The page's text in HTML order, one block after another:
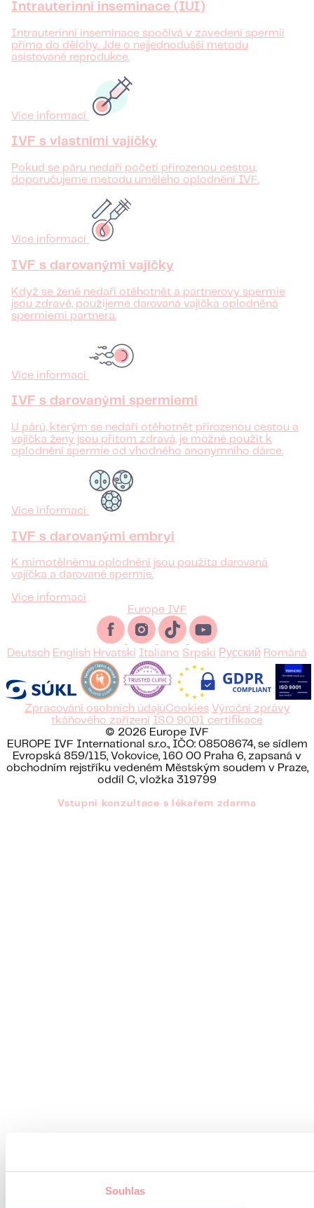
Souhlas
Intrauterinní inseminace (IUI)
Intrauterinní inseminace spočívá v zavedení spermií
přímo do dělohy. Jde o nejjednodušší metodu
asistované reprodukce.
Více informací
IVF s vlastními vajíčky
Pokud se páru nedaří početí přirozenou cestou,
doporučujeme metodu umělého oplodnění IVF.
Více informací
IVF s darovanými vajíčky
Když se ženě nedaří otěhotnět a partnerovy spermie
jsou zdravé, použijeme darovaná vajíčka oplodněná
spermiemi partnera.
Více informací
IVF s darovanými spermiemi
U párů, kterým se nedaří otěhotnět přirozenou cestou a
vajíčka ženy jsou přitom zdravá, je možné použít k
oplodnění spermie od vhodného anonymního dárce.
Více informací
IVF s darovanými embryi
K mimotělnému oplodnění jsou použita darovaná
vajíčka a darované spermie.
Více informací
Europe IVF
Deutsch English Hrvatski Italiano Srpski Русский Română
Zpracování osobních údajůCookies Výroční zprávy
tkáňového zařízení ISO 9001 certifikace
© 2026 Europe IVF
EUROPE IVF International s.r.o., IČO: 08508674, se sídlem
Evropská 859/115, Vokovice, 160 00 Praha 6, zapsaná v
obchodním rejstříku vedeném Městským soudem v Praze,
oddíl C, vložka 319799
Vstupní konzultace s lékařem zdarma